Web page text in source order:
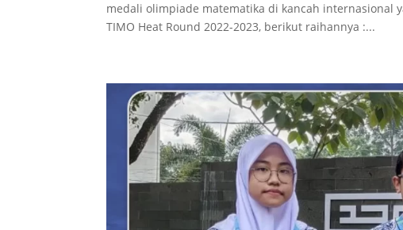
medali olimpiade matematika di kancah internasional
TIMO Heat Round 2022-2023, berikut raihannya :...